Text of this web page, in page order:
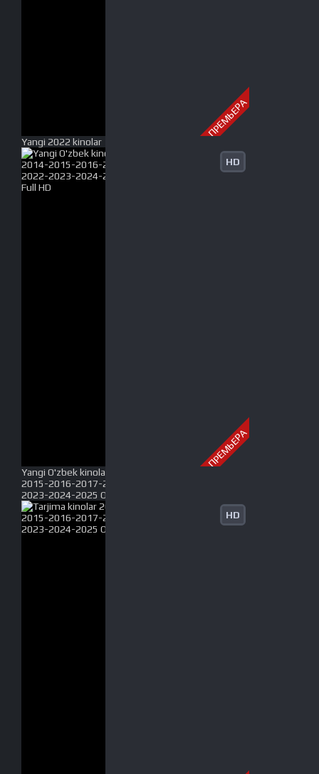
ПРЕМЬЕРА
Yangi 2022 kinolar
HD
ПРЕМЬЕРА
Yangi O'zbek kinolar 2010-2011-2012-2013-2014-
2015-2016-2017-2018-2019-2020-2021-2022-
2023-2024-2025 O'zbek tilida Uzbek tarjima Full HD
HD